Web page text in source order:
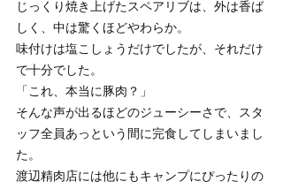
じっくり焼き上げたスペアリブは、外は香ば
しく、中は驚くほどやわらか。
味付けは塩こしょうだけでしたが、それだけ
で十分でした。
「これ、本当に豚肉？」
そんな声が出るほどのジューシーさで、スタ
ッフ全員あっという間に完食してしまいまし
た。
渡辺精肉店には他にもキャンプにぴったりの